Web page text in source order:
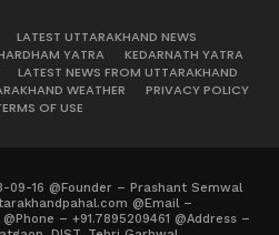
LATEST UTTARAKHAND NEWS
YATRA
KEDARNATH YATRA
LATEST NEWS FROM UTTARAKHAND
WEATHER
PRIVACY POLICY
OF USE
09-16 @Founder – Prashant Semwal
@Email –
– +91.7895209461 @Address –